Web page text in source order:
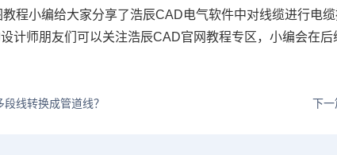
程小编给大家分享了浩辰CAD电气软件中对线缆进行电
计师朋友们可以关注浩辰CAD官网教程专区，小编会在后
线转换成管道线？ 下一